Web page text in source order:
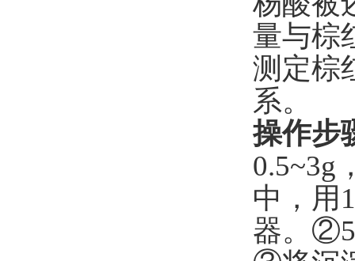
量与棕
测定棕
系。
操作步
0.5~3g
中，用
器。